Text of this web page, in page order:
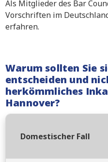
Als Mitglieder des Bar
Vorschriften im
erfahren.
Warum sollten Sie
entscheiden und
herkömmliches
Hannover?
Domestischer Fall